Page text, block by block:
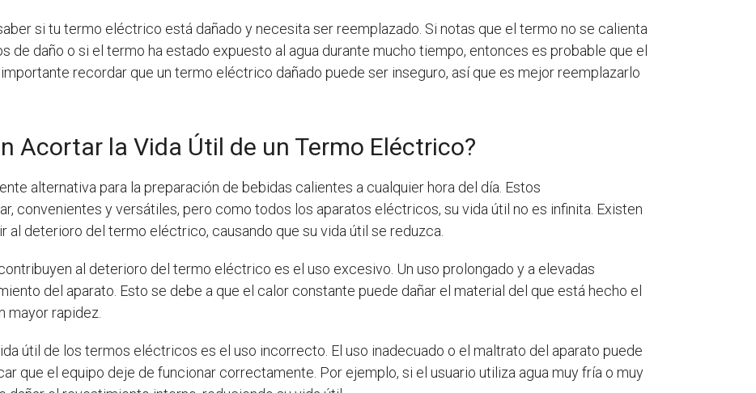
si tu termo eléctrico está dañado y necesita ser reemplazado. Si notas que el termo no se calienta
de daño o si el termo ha estado expuesto al agua durante mucho tiempo, entonces es probable que el
recordar que un termo eléctrico dañado puede ser inseguro, así que es mejor reemplazarlo
Acortar la Vida Útil de un Termo Eléctrico?
alternativa para la preparación de bebidas calientes a cualquier hora del día. Estos
convenientes y versátiles, pero como todos los aparatos eléctricos, su vida útil no es infinita. Existen
al deterioro del termo eléctrico, causando que su vida útil se reduzca.
al deterioro del termo eléctrico es el uso excesivo. Un uso prolongado y a elevadas
del aparato. Esto se debe a que el calor constante puede dañar el material del que está hecho el
mayor rapidez.
útil de los termos eléctricos es el uso incorrecto. El uso inadecuado o el maltrato del aparato puede
que el equipo deje de funcionar correctamente. Por ejemplo, si el usuario utiliza agua muy fría o muy